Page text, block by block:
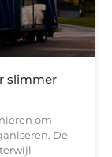
slimmer
om
De